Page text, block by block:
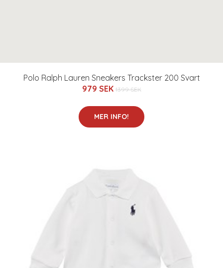
Polo Ralph Lauren Sneakers Trackster 200 Svart
979 SEK 1399 SEK
MER INFO!